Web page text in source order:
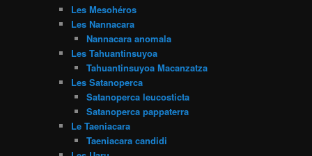
Les Mesohéros
Les Nannacara
Nannacara anomala
Les Tahuantinsuyoa
Tahuantinsuyoa Macanzatza
Les Satanoperca
Satanoperca leucosticta
Satanoperca pappaterra
Le Taeniacara
Taeniacara candidi